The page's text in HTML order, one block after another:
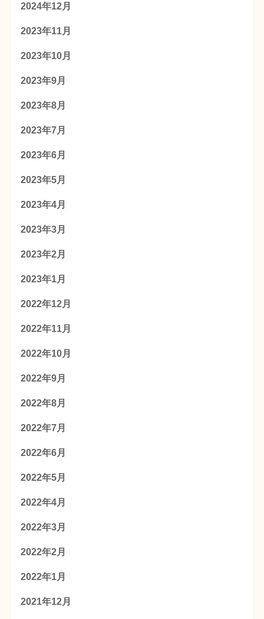
2024年12月
2023年11月
2023年10月
2023年9月
2023年8月
2023年7月
2023年6月
2023年5月
2023年4月
2023年3月
2023年2月
2023年1月
2022年12月
2022年11月
2022年10月
2022年9月
2022年8月
2022年7月
2022年6月
2022年5月
2022年4月
2022年3月
2022年2月
2022年1月
2021年12月